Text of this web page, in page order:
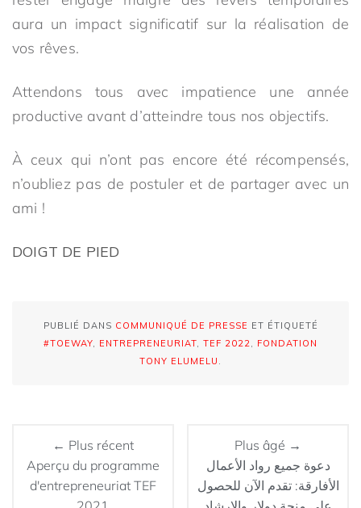
aura un impact significatif sur la réalisation de
vos rêves.
Attendons tous avec impatience une année
productive avant d’atteindre tous nos objectifs.
À ceux qui n’ont pas encore été récompensés,
n’oubliez pas de postuler et de partager avec un
ami !
DOIGT DE PIED
PUBLIÉ DANS COMMUNIQUÉ DE PRESSE ET ÉTIQUETÉ
#TOEWAY
ENTREPRENEURIAT TEF 2022
FONDATION
TONY ELUMELU
← Plus récent
Aperçu du programme
d'entrepreneuriat TEF
Plus âgé →
دعوة جميع رواد الأعمال
الأفارقة: تقدم الآن للحصول